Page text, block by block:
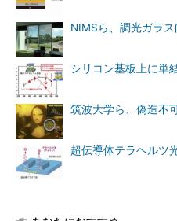
NIMSら、調光ガラ
シリコン基板上に単
筑波大学ら、偽造不
超伝導体テラヘルツ